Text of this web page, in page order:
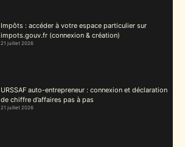
Impôts : accéder à votre espace particulier sur
impots.gouv.fr (connexion & création)
21 juillet 2026
URSSAF auto-entrepreneur : connexion et déclaration
de chiffre d’affaires pas à pas
21 juillet 2026